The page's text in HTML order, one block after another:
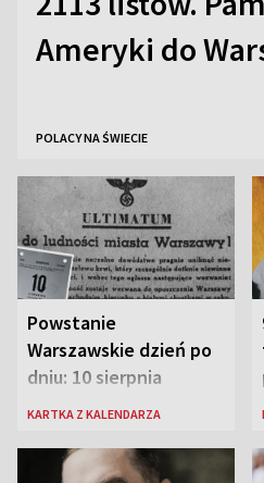
Ameryki do
POLACY NA ŚWIECIE
Powstanie
Warszawskie dzień po
dniu: 10 sierpnia
KARTKA Z KALENDARZA